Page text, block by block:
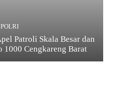
Patroli Skala Besar dan
1000 Cengkareng Barat